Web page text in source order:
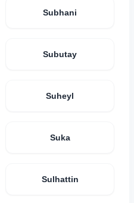
Subhani
Subutay
Suheyl
Suka
Sulhattin